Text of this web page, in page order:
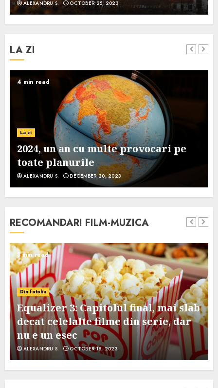
ALEXANDRU S. OCTOBER 25, 2023
LA ZI
4 min read
La zi
2024, un an cu multe provocari pe
toate planurile
ALEXANDRU S. DECEMBER 20, 2023
RECOMANDARI FILM-MUZICA
3 min read
Din fotoliu
Equalizer 3: Capitolul final, mai slab
decat celelalte filme din serie, dar
nu e un esec
ALEXANDRU S. OCTOBER 18, 2023